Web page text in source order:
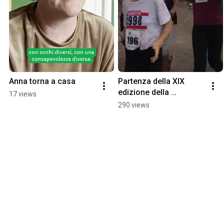
Anna torna a casa
17 views
Partenza della XIX
edizione della
Maratona di Peter Pan -
290 views